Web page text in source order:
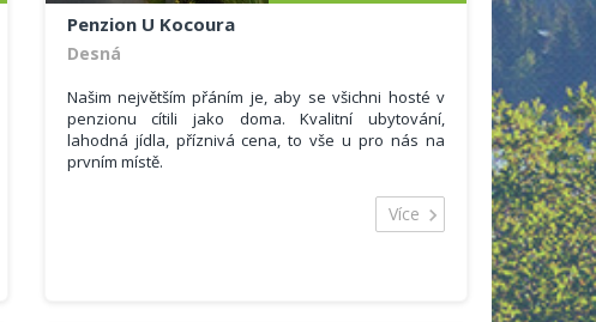
Penzion U Kocoura
Desná
Našim největším přáním je, aby se všichni hosté v
penzionu cítili jako doma. Kvalitní ubytování,
lahodná jídla, příznivá cena, to vše u pro nás na
prvním místě.
je situována na rozhraní Jizerských hor a
Krkonoš. Celková kapacita penzionu je 27 hostů.
Více